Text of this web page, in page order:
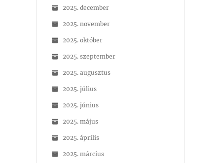
2025. december
2025. november
2025. október
2025. szeptember
2025. augusztus
2025. július
2025. június
2025. május
2025. április
2025. március